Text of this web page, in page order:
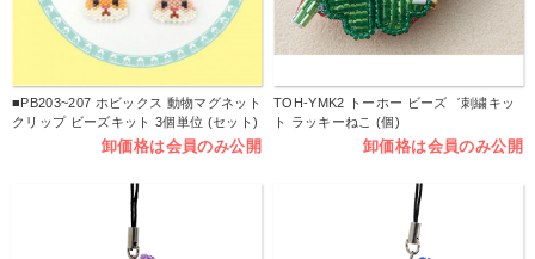
■PB203~207 ホビックス 動物マグネット
クリップ ビーズキット 3個単位 (セット)
卸価格は会員のみ公開
TOH-YMK2 トーホー ビーズ゛刺繍キッ
ト ラッキーねこ (個)
卸価格は会員のみ公開